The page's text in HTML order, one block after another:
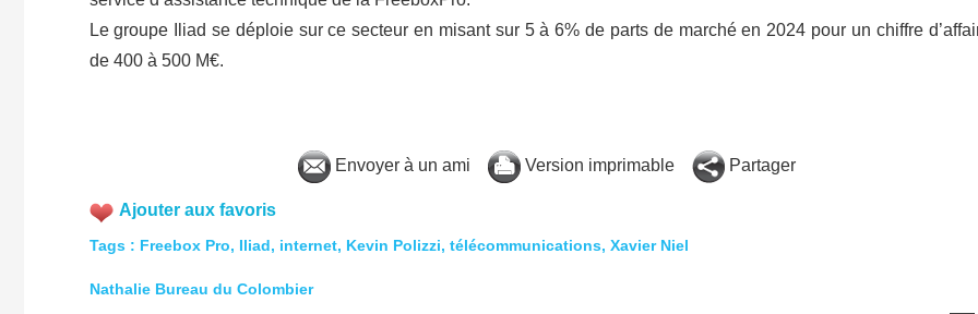
Le groupe Iliad se déploie sur ce secteur en misant sur 5 à 6% de parts de marché en 2024 pour un chiffre
de 400 à 500 M€.
Envoyer à un ami Version imprimable Partager
Ajouter aux favoris
Tags: Freebox Pro, Iliad, internet, Kevin Polizzi, télécommunications, Xavier Niel
Nathalie Bureau du Colombier